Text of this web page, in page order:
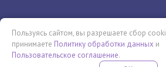
Пользуясь сайтом, вы разрешаете сбор
принимаете Политику обработки данных и
Пользовательское соглашение.